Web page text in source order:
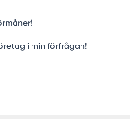
i min förfrågan!